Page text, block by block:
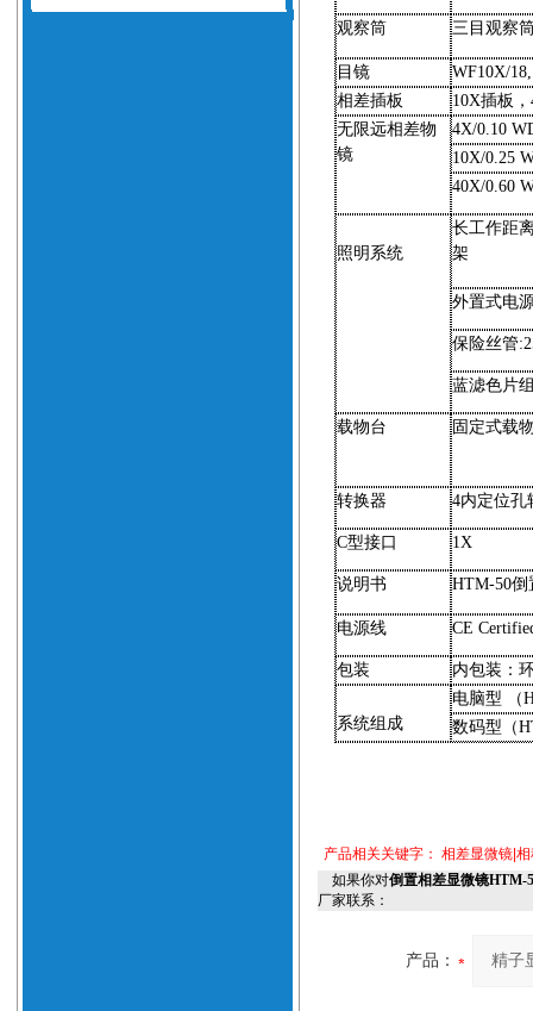
观察筒 三目观察
目镜
WF10X/
相差插板
10X插板，
无限远相差物
镜
4X/0.10
10X/0.25
40X/0.60
照明系统
长工作距
架
外置式电
保险丝管
蓝滤色片
载物台 固定式载
转换器 4内定位孔
C型接口 1X
说明书 HTM-50倒
电源线 CE
包装 内包装：
系统组成
电脑型 （
数码型 （
产品相关关键字： 相差显微镜|
如果你对倒置相差显微镜HTM-
厂家联系：
产品：